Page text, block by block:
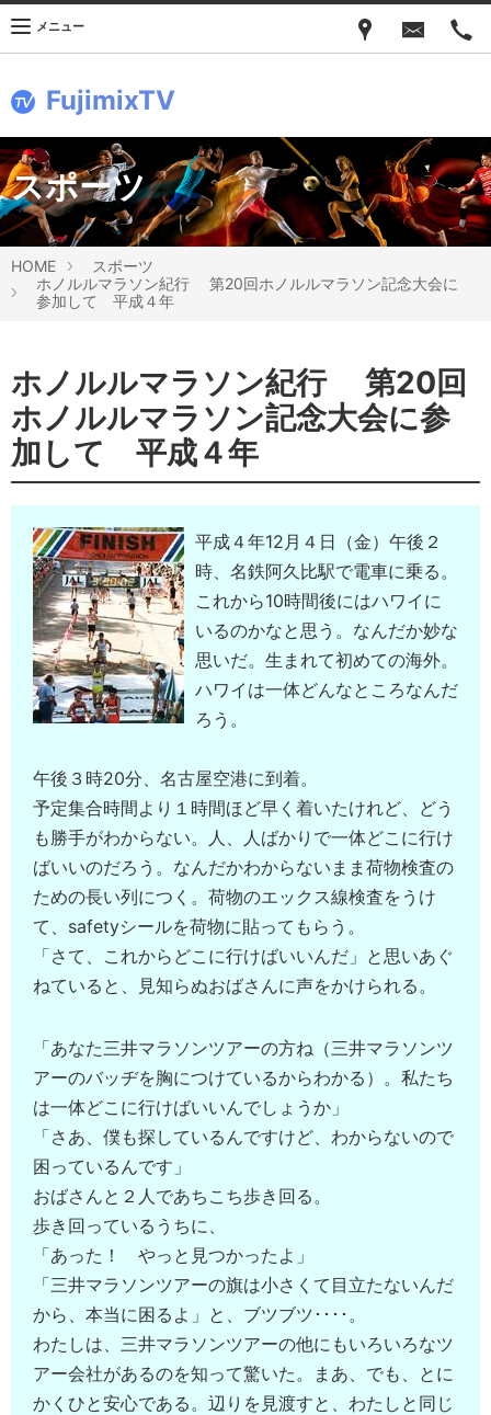
FujimixTV
メニュー
スポーツ
HOME
スポーツ
ホノルルマラソン紀行 第20回ホノルルマラソン記念大会に
参加して 平成４年
ホノルルマラソン紀行 第20回
ホノルルマラソン記念大会に参
加して 平成４年
平成４年12月４日（金）午後２
時、名鉄阿久比駅で電車に乗る。
これから10時間後にはハワイに
いるのかなと思う。なんだか妙な
思いだ。生まれて初めての海外。
ハワイは一体どんなところなんだ
ろう。
午後３時20分、名古屋空港に到着。
予定集合時間より１時間ほど早く着いたけれど、どう
も勝手がわからない。人、人ばかりで一体どこに行け
ばいいのだろう。なんだかわからないまま荷物検査の
ための長い列につく。荷物のエックス線検査をうけ
て、safetyシールを荷物に貼ってもらう。
「さて、これからどこに行けばいいんだ」と思いあぐ
ねていると、見知らぬおばさんに声をかけられる。
「あなた三井マラソンツアーの方ね（三井マラソンツ
アーのバッヂを胸につけているからわかる）。私たち
は一体どこに行けばいいんでしょうか」
「さあ、僕も探しているんですけど、わからないので
困っているんです」
おばさんと２人であちこち歩き回る。
歩き回っているうちに、
「あった！ やっと見つかったよ」
「三井マラソンツアーの旗は小さくて目立たないんだ
から、本当に困るよ」と、ブツブツ････。
わたしは、三井マラソンツアーの他にもいろいろなツ
アー会社があるのを知って驚いた。まあ、でも、とに
かくひと安心である。辺りを見渡すと、わたしと同じ